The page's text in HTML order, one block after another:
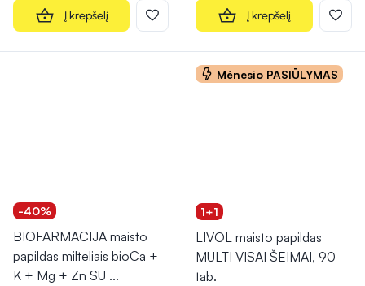
Į krepšelį Į krepšelį
-40%
BIOFARMACIJA maisto
papildas milteliais bioCa +
K + Mg + Zn SU ...
Mėnesio PASIŪLYMAS
1+1
LIVOL maisto papildas
MULTI VISAI ŠEIMAI, 90
tab.